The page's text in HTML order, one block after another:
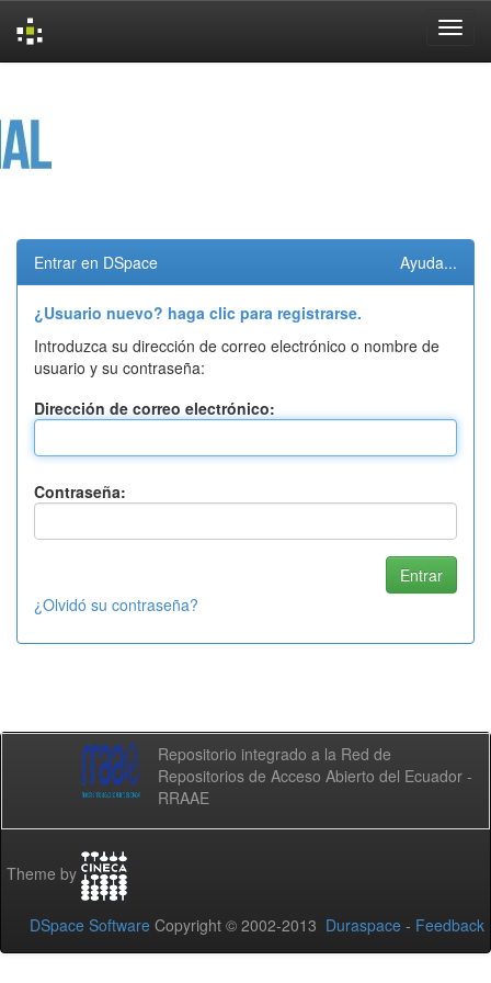
Entrar en DSpace Ayuda...
¿Usuario nuevo? haga clic para registrarse.
Introduzca su dirección de correo electrónico o nombre de
usuario y su contraseña:
Dirección de correo electrónico:
Contraseña:
¿Olvidó su contraseña?
Repositorio integrado a la Red de
Repositorios de Acceso Abierto del Ecuador -
RRAAE
Theme by
DSpace Software Copyright © 2002-2013 Duraspace - Feedback